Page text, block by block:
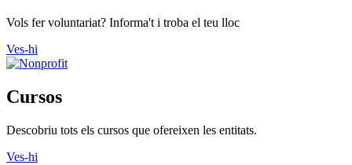
Vols fer voluntariat? Informa't i troba el teu lloc
Ves-hi
Cursos
Descobriu tots els cursos que ofereixen les entitats.
Ves-hi